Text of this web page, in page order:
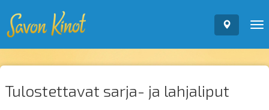
Tulostettavat sarja- ja lahjaliput